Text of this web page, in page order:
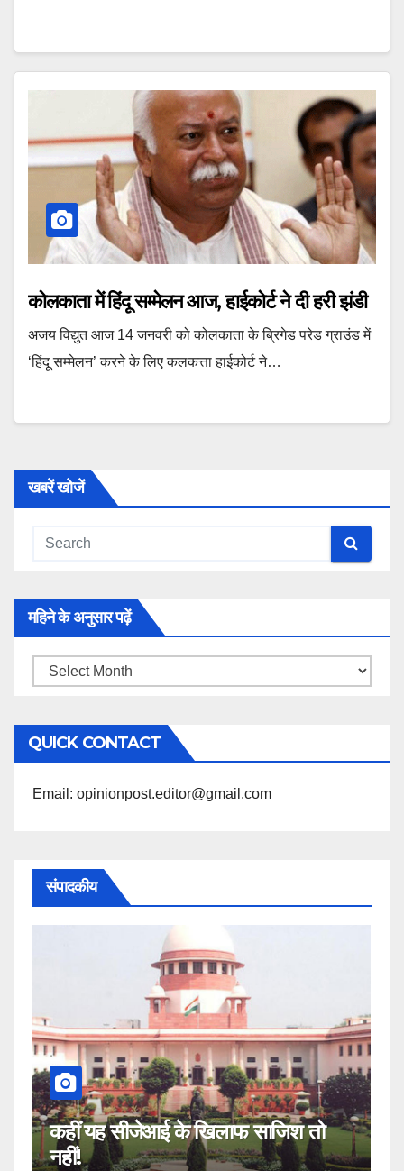
कोलकाता में हिंदू सम्मेलन आज, हाईकोर्ट ने दी हरी झंडी
अजय विद्युत आज 14 जनवरी को कोलकाता के ब्रिगेड परेड ग्राउंड में
‘हिंदू सम्मेलन’ करने के लिए कलकत्ता हाईकोर्ट ने…
खबरें खोजें
महिने के अनुसार पढ़ें
महिने
अनुसार
पढ़ें
QUICK CONTACT
Email: opinionpost.editor@gmail.com
संपादकीय
साजिश तो
मुस्लमान, सेकुलरिज्म और
2019